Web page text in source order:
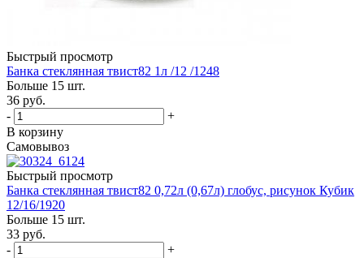
Быстрый просмотр
Банка стеклянная твист82 1л /12 /1248
Больше 15 шт.
36 руб.
-
+
В корзину
Самовывоз
Быстрый просмотр
Банка стеклянная твист82 0,72л (0,67л) глобус, рисунок Кубик
12/16/1920
Больше 15 шт.
33 руб.
-
+